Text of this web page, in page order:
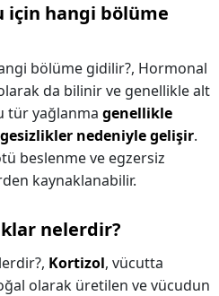
için hangi bölüme
bölüme gidilir?, Hormonal
da bilinir ve genellikle alt
tür yağlanma genellikle
nedeniyle gelişir.
beslenme ve egzersiz
kaynaklanabilir.
nelerdir?
Kortizol, vücutta
olarak üretilen ve vücudun